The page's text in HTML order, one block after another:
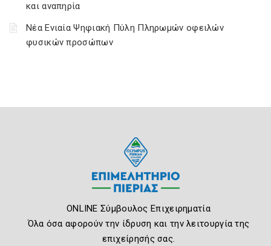
και αναπηρία
Νέα Ενιαία Ψηφιακή Πύλη Πληρωμών οφειλών
φυσικών προσώπων
ONLINE Σύμβουλος Επιχειρηματία
Όλα όσα αφορούν την ίδρυση και την λειτουργία της
επιχείρησής σας.